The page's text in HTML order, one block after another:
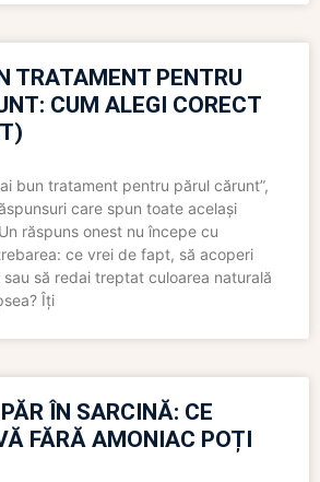
TRATAMENT PENTRU
CUM ALEGI CORECT
bun tratament pentru părul cărunt”,
care spun toate același
răspuns onest nu începe cu
ce vrei de fapt, să acoperi
să redai treptat culoarea naturală
Îți
ÎN SARCINĂ: CE
FĂRĂ AMONIAC POȚI